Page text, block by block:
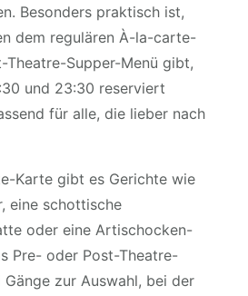
Besonders praktisch ist,
dem regulären À-la-carte-
Theatre-Supper-Menü gibt,
und 23:30 reserviert
für alle, die lieber nach
Karte gibt es Gerichte wie
eine schottische
oder eine Artischocken-
Pre- oder Post-Theatre-
zur Auswahl, bei der